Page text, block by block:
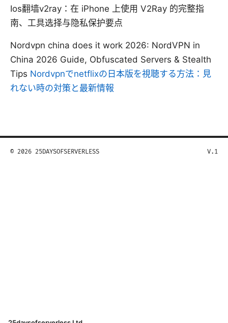
Ios翻墙v2ray：在 iPhone 上使用 V2Ray 的完整指
南、工具选择与隐私保护要点
Nordvpn china does it work 2026: NordVPN in
China 2026 Guide, Obfuscated Servers & Stealth
Tips Nordvpnでnetflixの日本版を視聴する方法：見
れない時の対策と最新情報
© 2026 25DAYSOFSERVERLESS V.1